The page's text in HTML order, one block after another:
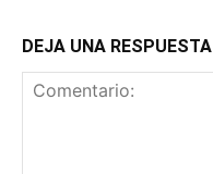
DEJA UNA RESPUESTA